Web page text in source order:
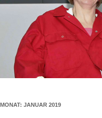
JANUAR 2019